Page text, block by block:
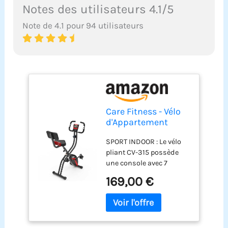
Notes des utilisateurs 4.1/5
Note de 4.1 pour 94 utilisateurs
Care Fitness - Vélo
d'Appartement
Fonctions - Pédales
Lestées & Sanglés
pour un bon
Maintien - 10
Niveaux de
Résistance -
Freinage
Magnétique
SPORT INDOOR : Le vélo
pliant CV-315 possède
une console avec 7
assure de suivre vos
données
d'entrainements et
169,00 €